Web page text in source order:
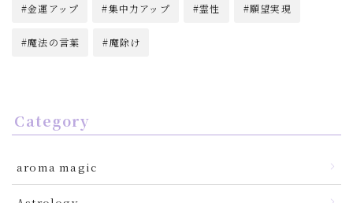
金運アップ 集中力アップ 霊性 願望実現
魔法の言葉 魔除け
Category
aroma magic